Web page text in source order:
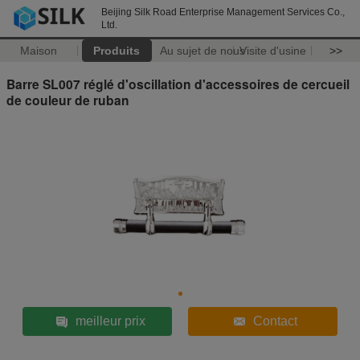
Beijing Silk Road Enterprise Management Services Co.,
Ltd.
Maison Produits Au sujet de nousVisite d'usine >>
Barre SL007 réglé d'oscillation d'accessoires de cercueil
de couleur de ruban
meilleur prix Contact